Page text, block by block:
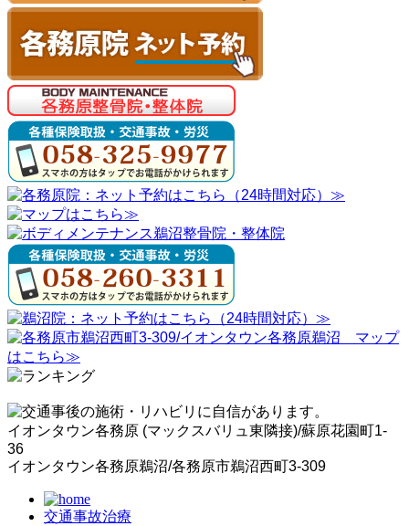
イオンタウン各務原 (マックスバリュ東隣接)/蘇原花園町1-
36
イオンタウン各務原鵜沼/各務原市鵜沼西町3-309
交通事故治療